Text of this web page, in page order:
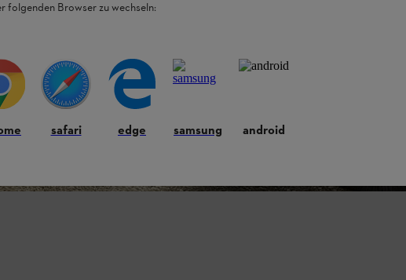
folgenden Browser zu wechseln:
safari edge samsung android